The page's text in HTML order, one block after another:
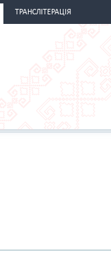
ТРАНСЛІТЕРАЦІЯ